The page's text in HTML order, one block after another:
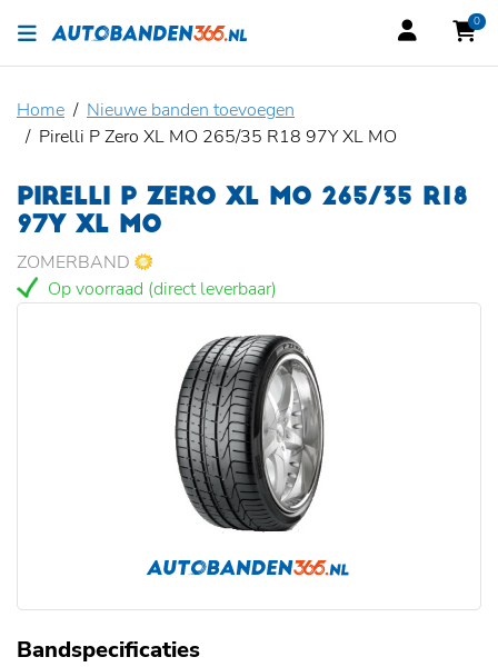
0
Home
Nieuwe banden toevoegen
Pirelli P Zero XL MO 265/35 R18 97Y XL MO
PIRELLI P ZERO XL MO 265/35 R18
97Y XL MO
ZOMERBAND
Op voorraad (direct leverbaar)
Bandspecificaties